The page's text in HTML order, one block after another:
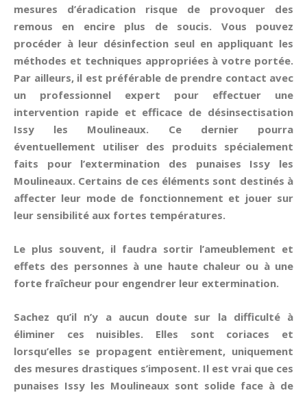
mesures d’éradication risque de provoquer des
remous en encire plus de soucis. Vous pouvez
procéder à leur désinfection seul en appliquant les
méthodes et techniques appropriées à votre portée.
Par ailleurs, il est préférable de prendre contact avec
un professionnel expert pour effectuer une
intervention rapide et efficace de désinsectisation
Issy les Moulineaux. Ce dernier pourra
éventuellement utiliser des produits spécialement
faits pour l’extermination des punaises Issy les
Moulineaux. Certains de ces éléments sont destinés à
affecter leur mode de fonctionnement et jouer sur
leur sensibilité aux fortes températures.
Le plus souvent, il faudra sortir l’ameublement et
effets des personnes à une haute chaleur ou à une
forte fraîcheur pour engendrer leur extermination.
Sachez qu’il n’y a aucun doute sur la difficulté à
éliminer ces nuisibles. Elles sont coriaces et
lorsqu’elles se propagent entièrement, uniquement
des mesures drastiques s’imposent. Il est vrai que ces
punaises Issy les Moulineaux sont solide face à de